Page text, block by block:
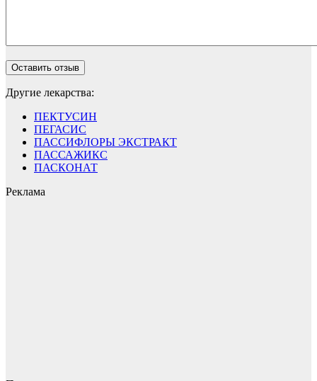
Другие лекарства:
ПЕКТУСИН
ПЕГАСИС
ПАССИФЛОРЫ ЭКСТРАКТ
ПАССАЖИКС
ПАСКОНАТ
Реклама